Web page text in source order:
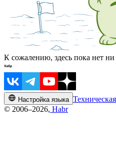
К сожалению, здесь пока нет
Настройка языка
© 2006–2026, Habr